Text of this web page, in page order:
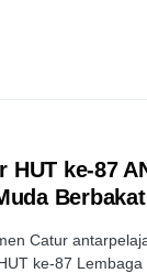
HUT ke-87
Berbakat
Catur
ke-87 Lembaga